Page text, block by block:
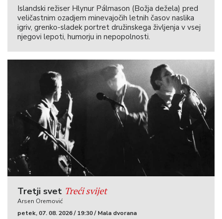
Islandski režiser Hlynur Pálmason (Božja dežela) pred
veličastnim ozadjem minevajočih letnih časov naslika
igriv, grenko-sladek portret družinskega življenja v vsej
njegovi lepoti, humorju in nepopolnosti.
Tretji svet Treći svijet
Arsen Oremović
petek, 07. 08. 2026 / 19:30 / Mala dvorana